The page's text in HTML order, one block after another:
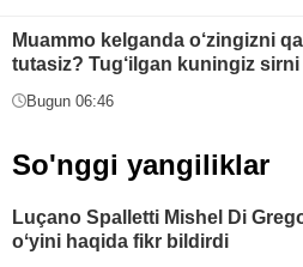
Muammo kelganda o‘zingizni
tutasiz? Tug‘ilgan kuningiz
Bugun 06:46
So'nggi yangiliklar
Luçano Spalletti Mishel Di
oʻyini haqida fikr bildirdi